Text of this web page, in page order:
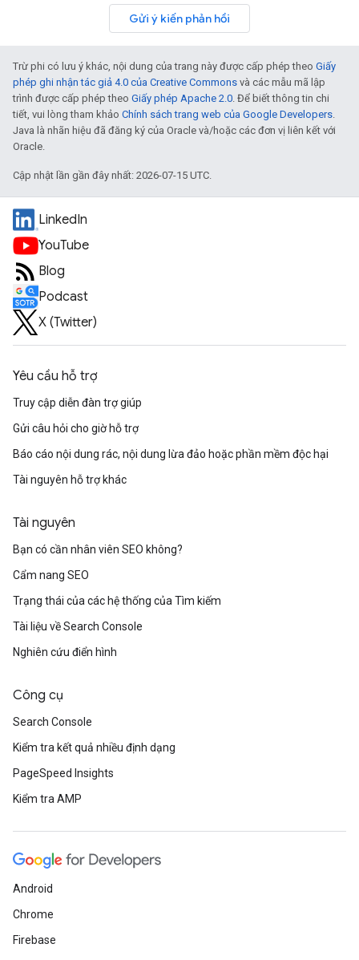
Gửi ý kiến phản hồi
Trừ phi có lưu ý khác, nội dung của trang này được cấp phép theo Giấy
phép ghi nhận tác giả 4.0 của Creative Commons và các mẫu mã lập
trình được cấp phép theo Giấy phép Apache 2.0. Để biết thông tin chi
tiết, vui lòng tham khảo Chính sách trang web của Google Developers.
Java là nhãn hiệu đã đăng ký của Oracle và/hoặc các đơn vị liên kết với
Oracle.
Cập nhật lần gần đây nhất: 2026-07-15 UTC.
LinkedIn
YouTube
Blog
Podcast
X (Twitter)
Yêu cầu hỗ trợ
Truy cập diễn đàn trợ giúp
Gửi câu hỏi cho giờ hỗ trợ
Báo cáo nội dung rác, nội dung lừa đảo hoặc phần mềm độc hại
Tài nguyên hỗ trợ khác
Tài nguyên
Bạn có cần nhân viên SEO không?
Cẩm nang SEO
Trạng thái của các hệ thống của Tìm kiếm
Tài liệu về Search Console
Nghiên cứu điển hình
Công cụ
Search Console
Kiểm tra kết quả nhiều định dạng
PageSpeed Insights
Kiểm tra AMP
Android
Chrome
Firebase